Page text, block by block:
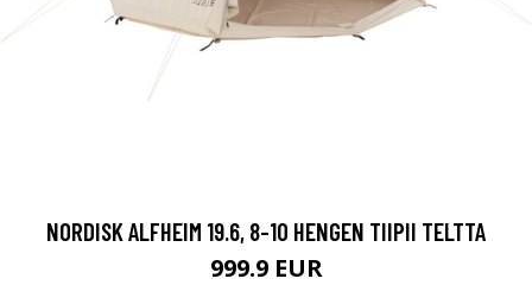
NORDISK ALFHEIM 19.6, 8-10 HENGEN TIIPII TELTTA
999.9 EUR